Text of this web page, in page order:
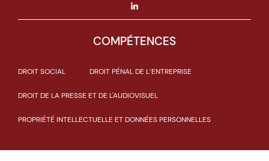
COMPÉTENCES
DROIT SOCIAL DROIT PÉNAL DE L’ENTREPRISE
DROIT DE LA PRESSE ET DE L'AUDIOVISUEL
PROPRIÉTÉ INTELLECTUELLE ET DONNÉES PERSONNELLES